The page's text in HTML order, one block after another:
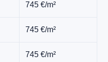
745 €/m²
745 €/m²
745 €/m²